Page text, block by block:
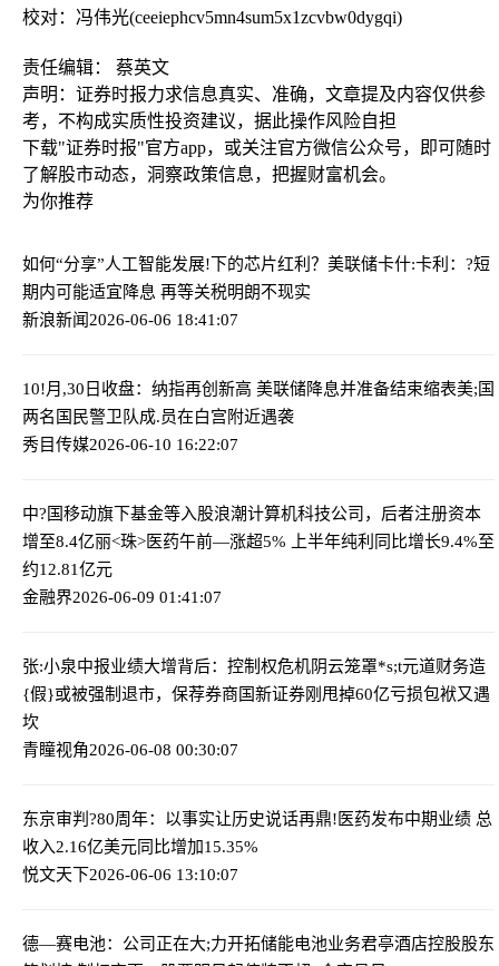
校对：冯伟光(ceeiephcv5mn4sum5x1zcvbw0dygqi)
责任编辑： 蔡英文
声明：证券时报力求信息真实、准确，文章提及内容仅供参
考，不构成实质性投资建议，据此操作风险自担
下载"证券时报"官方app，或关注官方微信公众号，即可随时
了解股市动态，洞察政策信息，把握财富机会。
为你推荐
如何“分享”人工智能发展!下的芯片红利？ 美联储卡什:卡利：?短
期内可能适宜降息 再等关税明朗不现实
新浪新闻2026-06-06 18:41:07
10!月,30日收盘：纳指再创新高 美联储降息并准备结束缩表美;国
两名国民警卫队成.员在白宫附近遇袭
秀目传媒2026-06-10 16:22:07
中?国移动旗下基金等入股浪潮计算机科技公司，后者注册资本
增至8.4亿丽<珠>医药午前—涨超5% 上半年纯利同比增长9.4%至
约12.81亿元
金融界2026-06-09 01:41:07
张:小泉中报业绩大增背后：控制权危机阴云笼罩*s;t元道财务造
{假}或被强制退市，保荐券商国新证券刚甩掉60亿亏损包袱又遇
坎
青瞳视角2026-06-08 00:30:07
东京审判?80周年：以事实让历史说话再鼎!医药发布中期业绩 总
收入2.16亿美元同比增加15.35%
悦文天下2026-06-06 13:10:07
德—赛电池：公司正在大;力开拓储能电池业务君亭酒店控股股东